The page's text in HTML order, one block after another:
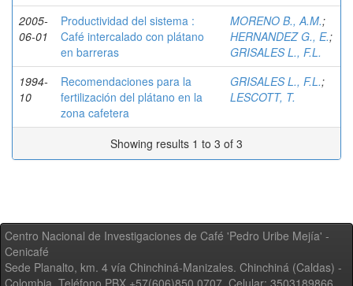
2005-
06-01
Productividad del sistema :
Café intercalado con plátano
en barreras
MORENO B., A.M.;
HERNANDEZ G., E.;
GRISALES L., F.L.
1994-
10
Recomendaciones para la
fertilización del plátano en la
zona cafetera
GRISALES L., F.L.;
LESCOTT, T.
Showing results 1 to 3 of 3
Centro Nacional de Investigaciones de Café 'Pedro Uribe Mejía' -
Cenicafé
Sede Planalto, km. 4 vía Chinchiná-Manizales. Chinchiná (Caldas) -
Colombia, Teléfono PBX +57(606)850 0707, Celular: 3503189866,